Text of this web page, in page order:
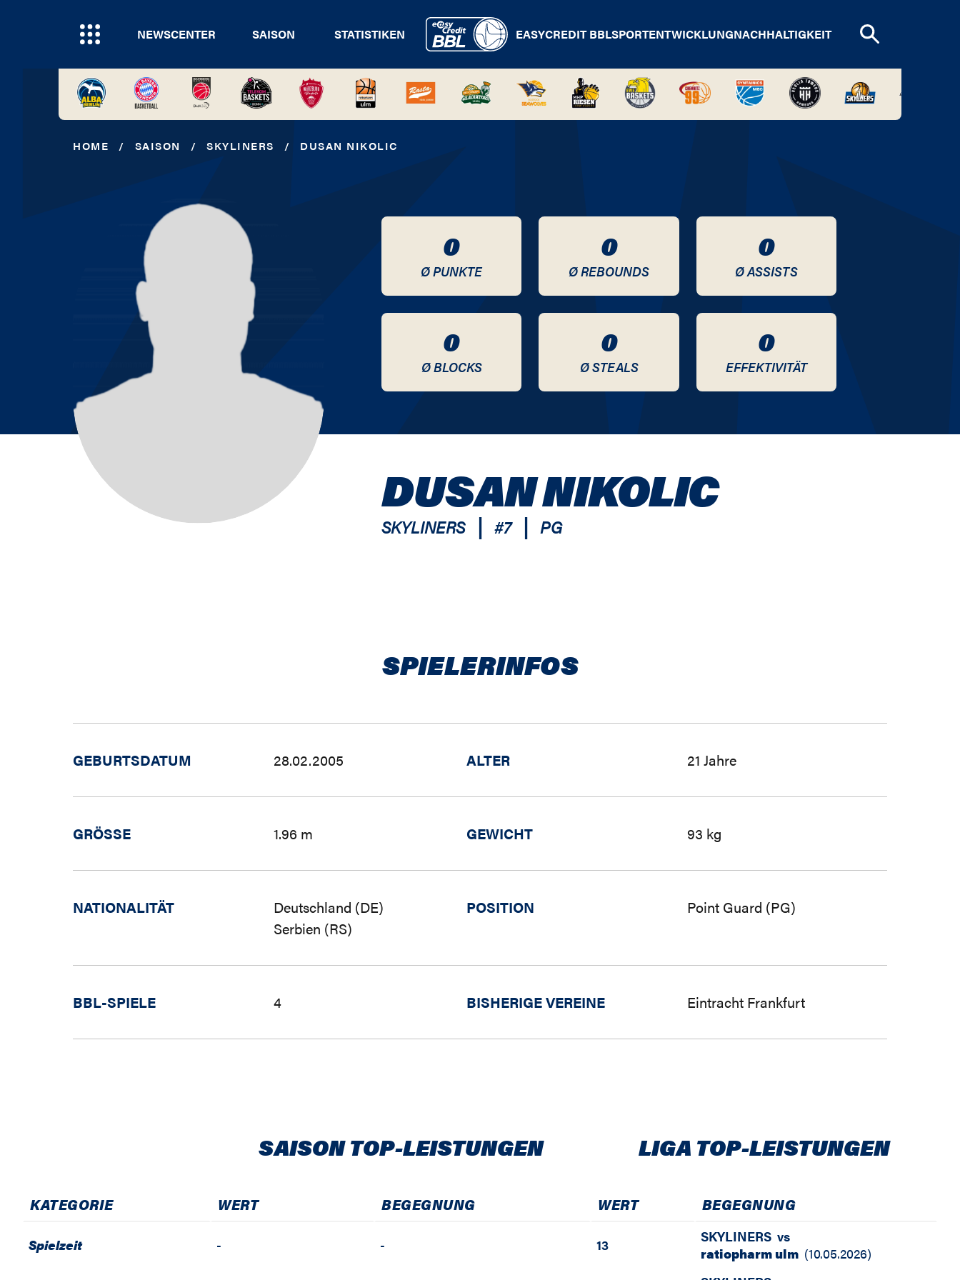
NEWSCENTER SAISON STATISTIKEN EASYCREDIT BBLSPORTENTWICKLUNGNACHHALTIGKEIT
HOME / SAISON / SKYLINERS / DUSAN NIKOLIC
0
Ø PUNKTE
0
Ø REBOUNDS
0
Ø ASSISTS
0
Ø BLOCKS
0
Ø STEALS
0
EFFEKTIVITÄT
DUSAN NIKOLIC
SKYLINERS | #7 | PG
SPIELERINFOS
GEBURTSDATUM 28.02.2005 ALTER 21 Jahre
GRÖSSE 1.96 m GEWICHT 93 kg
NATIONALITÄT
Deutschland (DE)
Serbien (RS)
POSITION Point Guard (PG)
BBL-SPIELE 4 BISHERIGE VEREINE Eintracht Frankfurt
SAISON TOP-LEISTUNGEN LIGA TOP-LEISTUNGEN
KATEGORIE WERT BEGEGNUNG WERT BEGEGNUNG
Spielzeit - - 13 SKYLINERS vs
ratiopharm ulm (10.05.2026)